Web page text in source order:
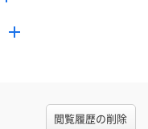
閲覧履歴の削除